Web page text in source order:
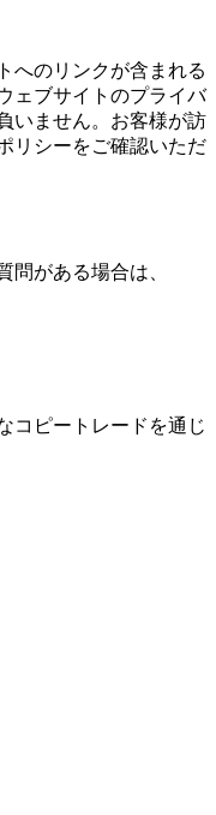
へのリンクが含まれる
ェブサイトのプライバ
いません。お客様が訪
リシーをご確認いただ
問がある場合は、
コピートレードを通じ